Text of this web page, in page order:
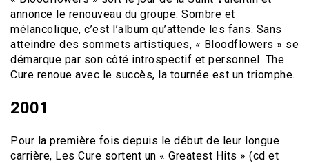
annonce le renouveau du groupe. Sombre et
mélancolique, c’est l’album qu’attende les fans. Sans
atteindre des sommets artistiques, « Bloodflowers » se
démarque par son côté introspectif et personnel. The
Cure renoue avec le succès, la tournée est un triomphe.
2001
Pour la première fois depuis le début de leur longue
carrière, Les Cure sortent un « Greatest Hits » (cd et